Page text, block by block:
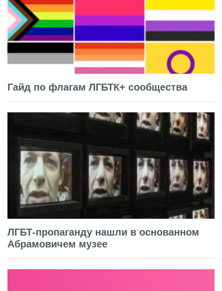
Гайд по флагам ЛГБТК+ сообщества
ЛГБТ-пропаганду нашли в основанном
Абрамовичем музее